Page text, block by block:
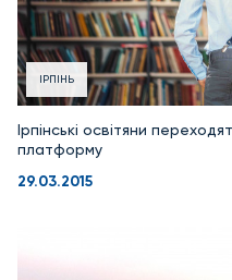
ІРПІНЬ
Ірпінські освітяни
платформу
29.03.2015